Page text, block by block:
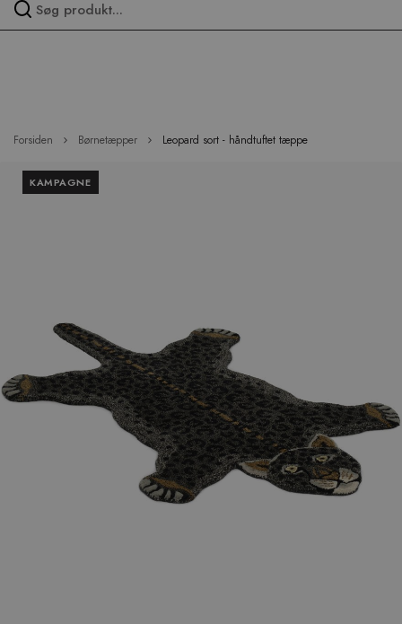
Forsiden Børnetæpper Leopard sort - håndtuftet tæppe
KAMPAGNE
Hop